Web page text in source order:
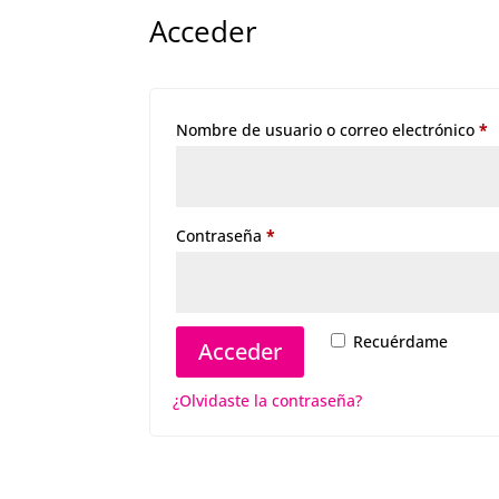
Acceder
Nombre de usuario o correo electrónico*
Contraseña*Obligatorio
Recuérdame
Acceder
¿Olvidaste la contraseña?